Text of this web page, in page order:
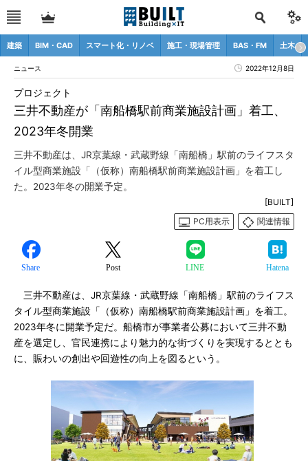
建築 BIM・CAD スマート化・リノベ 施工・現場管理 BAS・FM 土木
ニュース 2022年12月8日
三井不動産が「南船橋駅前商業施設計画」着工、
2023年冬開業
プロジェクト
三井不動産は、JR京葉線・武蔵野線「南船橋」駅前のライフスタ
イル型商業施設「（仮称）南船橋駅前商業施設計画」を着工し
た。2023年冬の開業予定。
[BUILT]
PC用表示
関連情報
Share Post LINE Hatena
三井不動産は、JR京葉線・武蔵野線「南船橋」駅前のライフス
タイル型商業施設「（仮称）南船橋駅前商業施設計画」を着工。
2023年冬に開業予定だ。船橋市が事業者公募において三井不動
産を選定し、官民連携により魅力的な街づくりを実現するととも
に、賑わいの創出や回遊性の向上を図るという。